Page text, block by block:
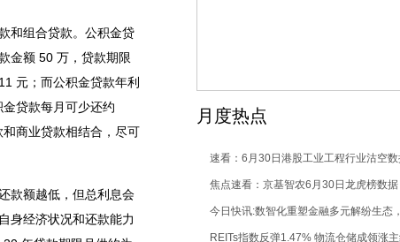
和组合贷款。公积金贷
金额 50 万，贷款期限
元；而公积金贷款年利
贷款每月可少还约
商业贷款相结合，尽可
款额越低，但总利息会
身经济状况和还款能力
月度热点
速看：6月30日港股工业工程行业沽空
积层板、胜宏科技、舜宇光学科技沽空金
前三
焦点速看：京基智农6月30日龙虎榜数据
今日快讯:数智化重塑金融多元解纷生态
合赋强公证创新诉前化解模式
REITs指数反弹1.47% 物流仓储成领涨